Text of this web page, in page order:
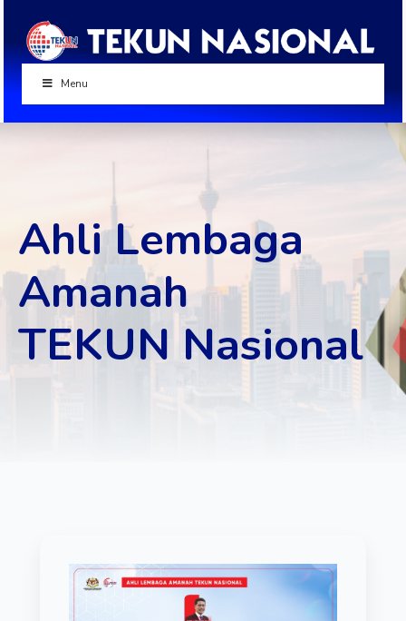
Menu
Ahli Lembaga
Amanah
TEKUN Nasional